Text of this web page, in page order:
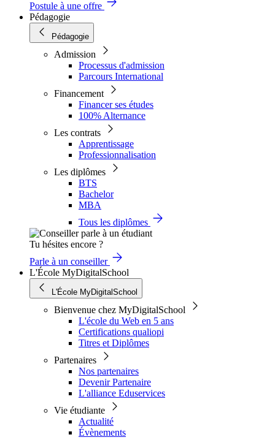
Postule à une offre
Pédagogie
Pédagogie
Admission
Processus d'admission
Parcours International
Financement
Financer ses études
100% Alternance
Les contrats
Apprentissage
Professionnalisation
Les diplômes
BTS
Bachelor
MBA
Tous les diplômes
Tu hésites encore ?
Parle à un conseiller
L'École MyDigitalSchool
L'École MyDigitalSchool
Bienvenue chez MyDigitalSchool
L'école du Web en 5 ans
Certifications qualiopi
Titres et Diplômes
Partenaires
Nos partenaires
Devenir Partenaire
L'alliance Eduservices
Vie étudiante
Actualité
Évènements